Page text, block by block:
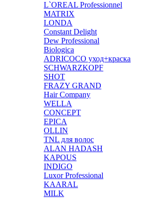
L`OREAL Professionnel
MATRIX
LONDA
Constant Delight
Dew Professional
Biologica
ADRICOCO уход+краска
SCHWARZKOPF
SHOT
FRAZY GRAND
Hair Company
WELLA
CONCEPT
EPICA
OLLIN
TNL для волос
ALAN HADASH
KAPOUS
INDIGO
Luxor Professional
KAARAL
MILK